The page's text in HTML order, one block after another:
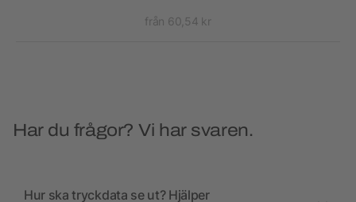
från 60,54 kr
Har du frågor? Vi har svaren.
Hur ska tryckdata se ut? Hjälper